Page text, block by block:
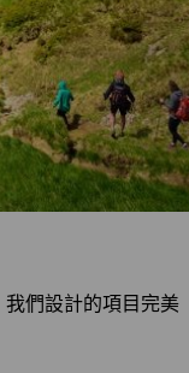
們設計的項目完美